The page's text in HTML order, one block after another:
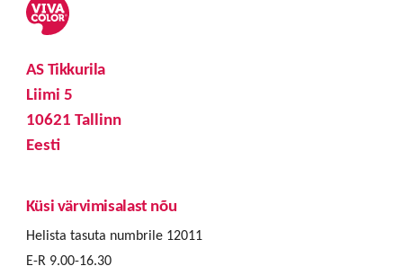
AS Tikkurila
Liimi 5
10621 Tallinn
Eesti
Küsi värvimisalast nõu
Helista tasuta numbrile 12011
E-R 9.00-16.30